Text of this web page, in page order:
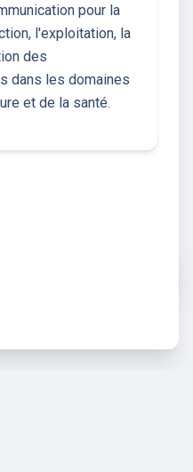
pour la
l'exploitation, la
des
dans les domaines
et de la santé.